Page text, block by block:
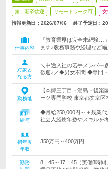
第二新卒歓迎 リモートワーク可 女
情報更新日：2026/07/06 終了予定日：
仕事内容
「教育業界は完全未経験…
ます♪教務事務や経理など
対象と
なる方
＼中途入社の若手メンバー
歓迎♪／◆男女不問 ◆専門
勤務地
【本郷三丁目・湯島・後
ーツ専門学校 東京都文京区
給与
◆月給250,000円～＋残業代
社会人経験年数やスキルを
初年度
年収
350万円～400万円
勤務
8：45～17：45（実働8時